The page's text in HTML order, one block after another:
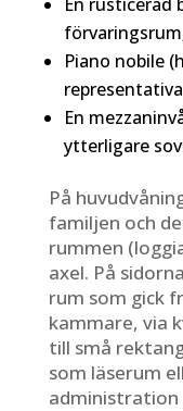
Piano nobile
En
ytterligare
På
familjen och
rummen
axel. På
rum som gick
kammare, via
till små
som läserum
administration